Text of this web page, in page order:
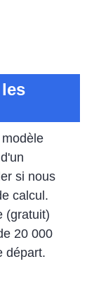
si nous
calcul.
(gratuit)
20 000
départ.